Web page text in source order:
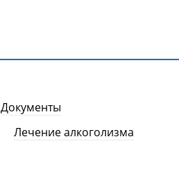
Документы
Лечение алкоголизма